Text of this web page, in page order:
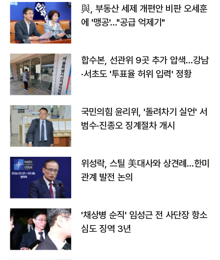
與, 부동산 세제 개편안 비판 오세훈
에 '맹공'…"공급 억제기"
합수본, 선관위 9곳 추가 압색…강남
·서초도 '투표율 허위 입력' 정황
국민의힘 윤리위, '돌려차기 실언' 서
범수·진종오 징계절차 개시
위성락, 스틸 美대사와 상견례…한미
관계 발전 논의
'채상병 순직' 임성근 전 사단장 항소
심도 징역 3년